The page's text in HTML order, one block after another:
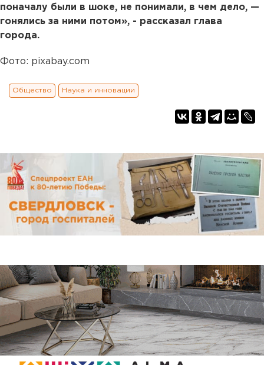
поначалу были в шоке, не понимали, в чем дело, —
гонялись за ними потом», - рассказал глава
города.
Фото: pixabay.com
Общество Наука и инновации